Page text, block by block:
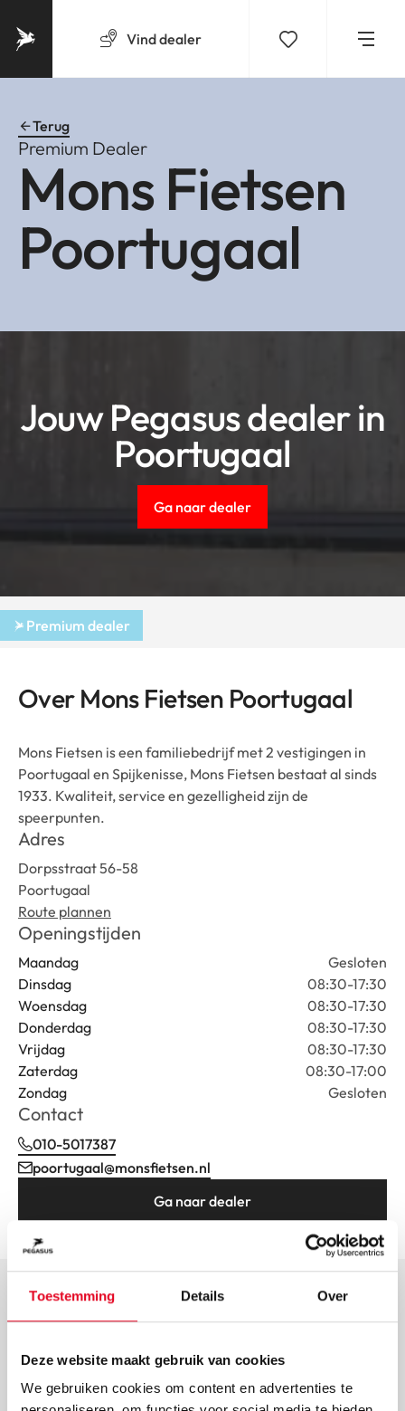
Toestemming Details Over
Deze website maakt gebruik van cookies
We gebruiken cookies om content en advertenties te
Vinddealer
Terug
Premium Dealer
Mons Fietsen
Poortugaal
Jouw Pegasus dealer in
Poortugaal
Ga naar dealer
Premium dealer
Direct leverbaar.
Goede Service.
Over Mons Fietsen Poortugaal
Mons Fietsen is een familiebedrijf met 2 vestigingen in
Poortugaal en Spijkenisse, Mons Fietsen bestaat al sinds
1933. Kwaliteit, service en gezelligheid zijn de
speerpunten.
Adres
Dorpsstraat 56-58
Poortugaal
Route plannen
Openingstijden
Maandag
Gesloten
Dinsdag
08:30-17:30
Woensdag
08:30-17:30
Donderdag
08:30-17:30
Vrijdag
08:30-17:30
Zaterdag
08:30-17:00
Zondag
Gesloten
Contact
010-5017387
poortugaal@monsfietsen.nl
Ga naar dealer